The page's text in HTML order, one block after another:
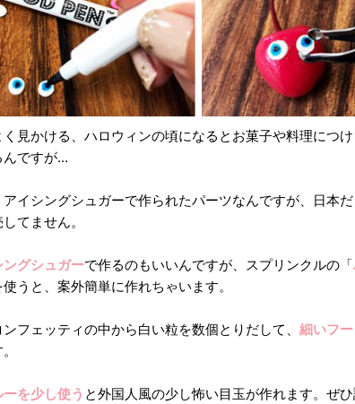
見かける、ハロウィンの頃になるとお菓子や料理につ
ですが...
イシングシュガーで作られたパーツなんですが、日本
てません。
ングシュガーで作るのもいいんですが、スプリンクルの「
うと、案外簡単に作れちゃいます。
フェッティの中から白い粒を数個とりだして、 細いフ
を少し使う と外国人風の少し怖い目玉が作れます。ぜ